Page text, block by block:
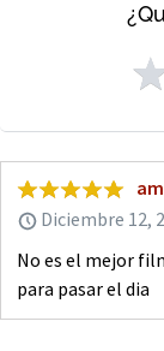
Diciembre 12,
No es el mejor
para pasar el dia